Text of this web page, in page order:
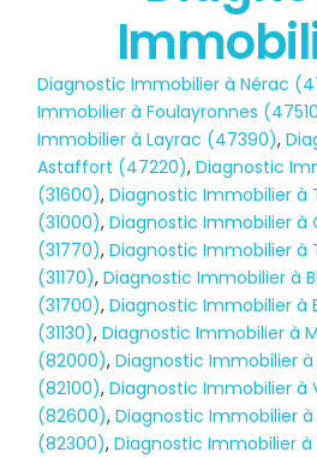
Diagnostic Immobilier à Nérac
Immobilier à Foulayronnes
Immobilier à Layrac (47390),
Astaffort (47220),Diagnostic
(31600),Diagnostic Immobilier à
(31000),Diagnostic Immobilier à
(31770),Diagnostic Immobilier à
(31170),Diagnostic Immobilier à
(31700),Diagnostic Immobilier à
(31130),Diagnostic Immobilier à
(82000),Diagnostic Immobilier
(82100),Diagnostic Immobilier à
(82600),Diagnostic Immobilier
(82300),Diagnostic Immobilier à